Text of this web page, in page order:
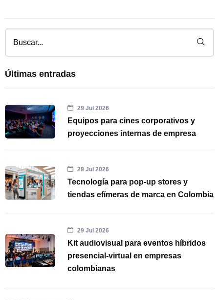
Últimas entradas
29 Jul 2026
Equipos para cines corporativos y
proyecciones internas de empresa
29 Jul 2026
Tecnología para pop-up stores y
tiendas efímeras de marca en Colombia
29 Jul 2026
Kit audiovisual para eventos híbridos
presencial-virtual en empresas
colombianas